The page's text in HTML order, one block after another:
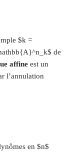
$k =
de
affine est un
l’annulation
en $n$